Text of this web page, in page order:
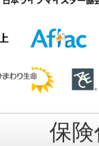
保